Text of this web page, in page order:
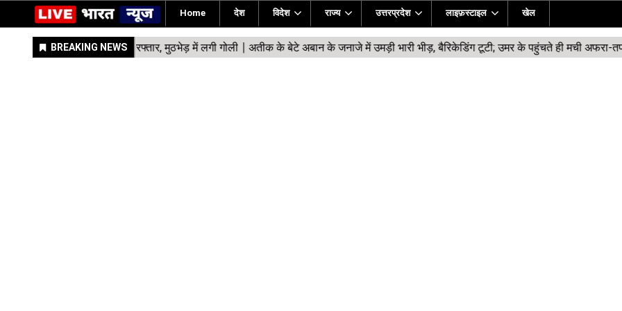
Home देश विदेश राज्य उत्तरप्रदेश लाइफ़स्टाइल खेल